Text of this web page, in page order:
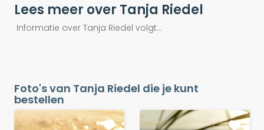
Lees meer over Tanja Riedel
Informatie over Tanja Riedel volgt...
Foto's van Tanja Riedel die je kunt
bestellen